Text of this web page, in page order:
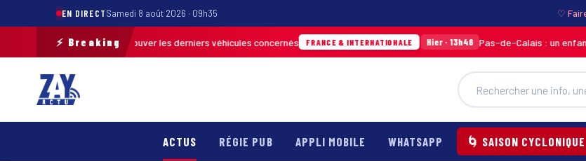
EN DIRECTSamedi 8 août 2026 · 09h35 ♡
⚡ Breaking
terrain pour retrouver les derniers véhicules concernés FRANCE & INTERNATIONALE Hier · 13h46 Pas-de-Calais : un enfant
ACTUS RÉGIE PUB APPLI MOBILE WHATSAPP 🌀 SAISON CYCLONIQUE